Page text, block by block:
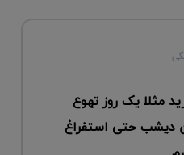
مثلا یک روز تهوع
دیشب حتی استفراغ